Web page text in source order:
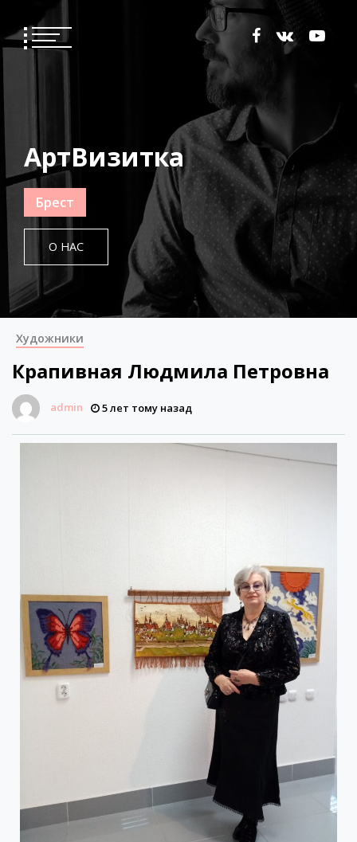
АртВизитка
Брест
О НАС
Художники
Крапивная Людмила Петровна
admin 5 лет тому назад